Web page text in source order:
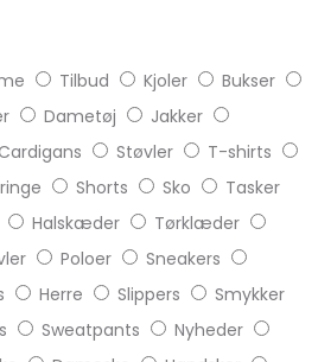
Tilbud Kjoler
Bukser
Dametøj
Jakker
Cardigans Støvler
T-shirts
Shorts Sko
Tasker
Halskæder
Tørklæder
Poloer
Sneakers
Herre Slippers
Smykker
Sweatpants
Nyheder